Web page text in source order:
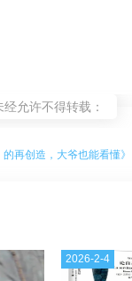
经允许不得转载：
再创造，大爷也能看懂》
2026-2-4